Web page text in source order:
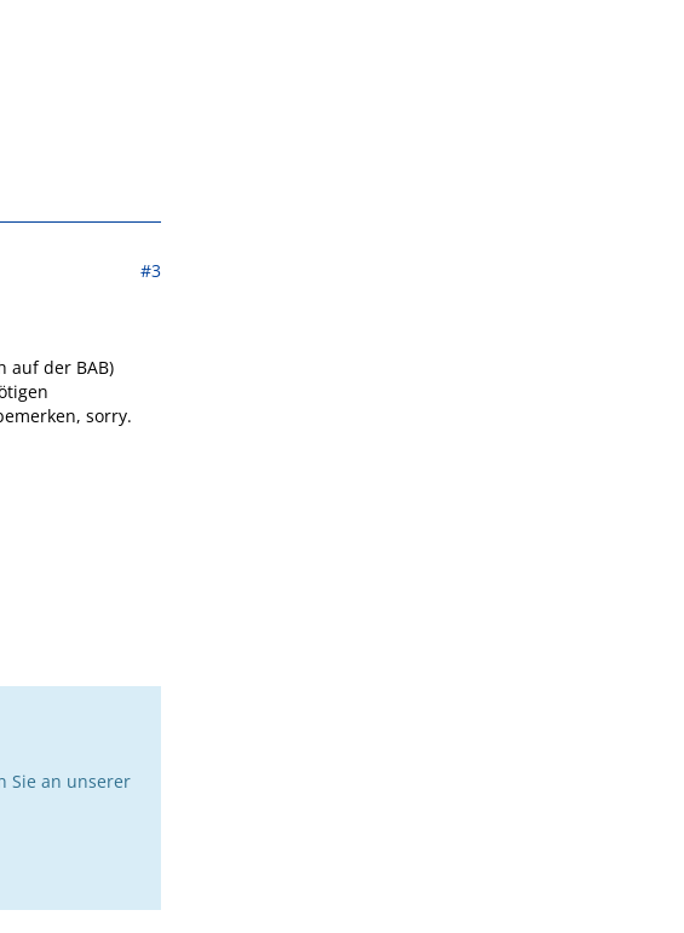
#3
auf der BAB)
sorry.
Sie an unserer